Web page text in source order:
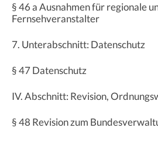
§ 46 a Ausnahmen für regionale
Fernsehveranstalter
7. Unterabschnitt: Datenschutz
§ 47 Datenschutz
IV. Abschnitt: Revision,
§ 48 Revision zum